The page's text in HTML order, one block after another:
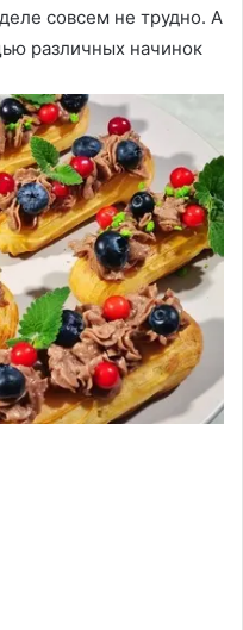
совсем не трудно. А
различных начинок